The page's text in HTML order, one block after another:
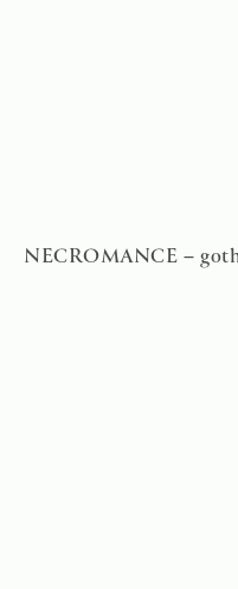
NECROMANCE –